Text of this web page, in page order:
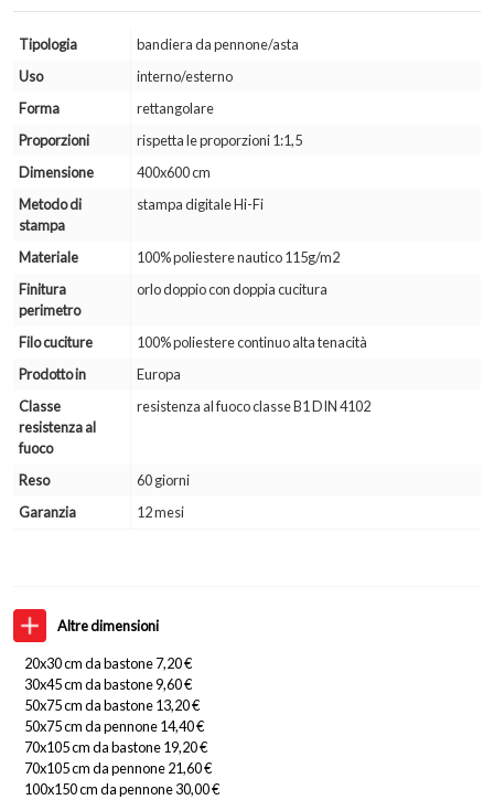
Altre dimensioni
20x30 cm da bastone 7,20 €
30x45 cm da bastone 9,60 €
50x75 cm da bastone 13,20 €
50x75 cm da pennone 14,40 €
70x105 cm da bastone 19,20 €
70x105 cm da pennone 21,60 €
100x150 cm da pennone 30,00 €
Tipologia
bandiera da pennone/asta
Uso
interno/esterno
Forma
rettangolare
Proporzioni
rispetta le proporzioni 1:1,5
Dimensione
400x600 cm
Metodo di
stampa
stampa digitale Hi-Fi
Materiale
100% poliestere nautico 115g/m2
Finitura
perimetro
orlo doppio con doppia cucitura
Filo cuciture
100% poliestere continuo alta tenacità
Prodotto in
Europa
Classe
resistenza al
fuoco
resistenza al fuoco classe B1 DIN 4102
Reso
60 giorni
Garanzia
12 mesi